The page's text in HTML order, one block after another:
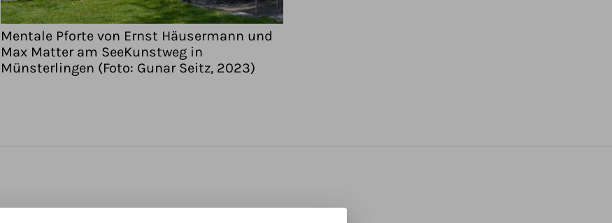
Mentale Pforte von Ernst Häusermann und
Max Matter am SeeKunstweg in
Münsterlingen (Foto: Gunar Seitz, 2023)